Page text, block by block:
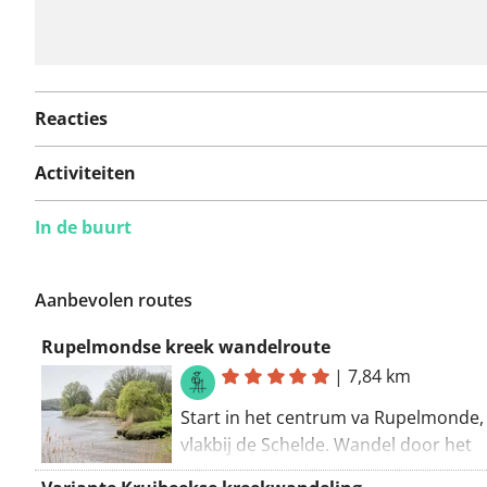
Reacties
Activiteiten
In de buurt
Aanbevolen routes
Rupelmondse kreek wandelroute
|7,84 km
Start in het centrum va Rupelmonde,
vlakbij de Schelde. Wandel door het
zuidelijke gedeelte van de Polders